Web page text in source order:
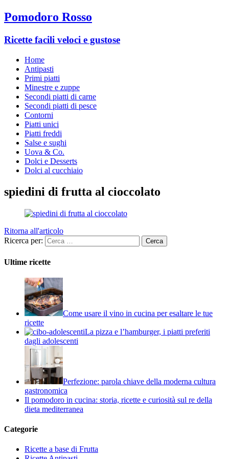
Pomodoro Rosso
Ricette facili veloci e gustose
Home
Antipasti
Primi piatti
Minestre e zuppe
Secondi piatti di carne
Secondi piatti di pesce
Contorni
Piatti unici
Piatti freddi
Salse e sughi
Uova & Co.
Dolci e Desserts
Dolci al cucchiaio
spiedini di frutta al cioccolato
Ritorna all'articolo
Ricerca per:
Ultime ricette
Come usare il vino in cucina per esaltare le tue
ricette
La pizza e l’hamburger, i piatti preferiti
dagli adolescenti
Perfezione: parola chiave della moderna cultura
gastronomica
Il pomodoro in cucina: storia, ricette e curiosità sul re della
dieta mediterranea
Categorie
Ricette a base di Frutta